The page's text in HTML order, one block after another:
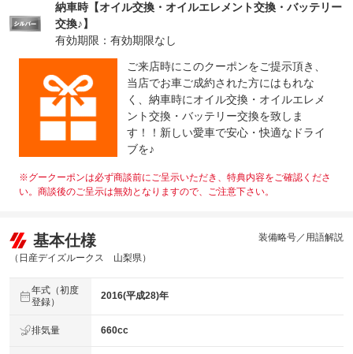
法定整備
整備付 法定12ヶ月または法定24ヶ月点検整備付
※車検なし・車検整備付の場合は法定24ヶ月点検整備付
※商用車は6ヶ月または12ヶ月点検整備付
法定整備
について
自社国家認証工場にて法定点検整備を実施します！１２２
項目の充実した安心の点検整備を実施します！気になる箇
所などご要望整備なども承ります！維持費軽減とお得な特
典付きの安心メンテナンスパックもご用意。
納車時【オイル交換・オイルエレメント交換・バッテリー
交換♪】
有効期限：有効期限なし
ご来店時にこのクーポンをご提示頂き、
当店でお車ご成約された方にはもれな
く、納車時にオイル交換・オイルエレメ
ント交換・バッテリー交換を致しま
す！！新しい愛車で安心・快適なドライ
ブを♪
※グークーポンは必ず商談前にご呈示いただき、特典内容をご確認くださ
い。商談後のご呈示は無効となりますので、ご注意下さい。
基本仕様
（日産デイズルークス 山梨県）
装備略号／用語解説
年式（初度
登録）
2016(平成28)年
排気量 660cc